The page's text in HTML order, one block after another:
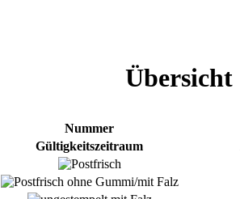
Übersicht
Nummer
Gültigkeitszeitraum